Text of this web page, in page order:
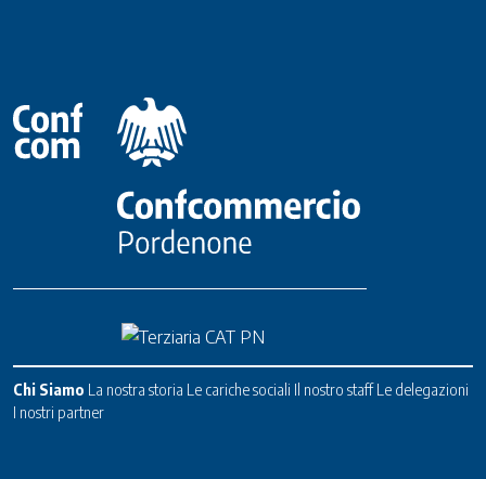
Chi Siamo La nostra storia Le cariche sociali Il nostro staff Le delegazioni
I nostri partner